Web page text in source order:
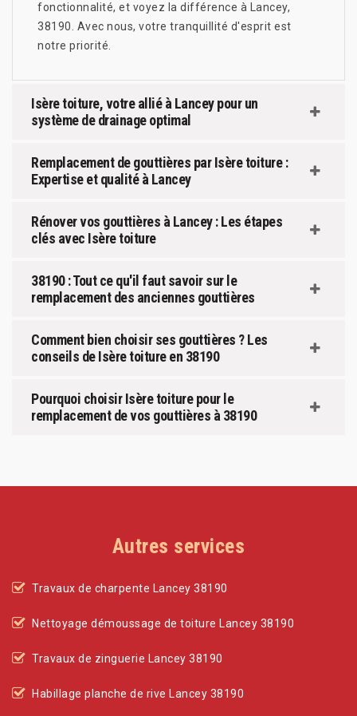
fonctionnalité, et voyez la différence à Lancey,
38190. Avec nous, votre tranquillité d'esprit est
notre priorité.
Isère toiture, votre allié à Lancey pour un
système de drainage optimal
Remplacement de gouttières par Isère toiture :
Expertise et qualité à Lancey
Rénover vos gouttières à Lancey : Les étapes
clés avec Isère toiture
38190 : Tout ce qu'il faut savoir sur le
remplacement des anciennes gouttières
Comment bien choisir ses gouttières ? Les
conseils de Isère toiture en 38190
Pourquoi choisir Isère toiture pour le
remplacement de vos gouttières à 38190
Autres services
Travaux de charpente Lancey 38190
Nettoyage démoussage de toiture Lancey 38190
Travaux de zinguerie Lancey 38190
Habillage planche de rive Lancey 38190